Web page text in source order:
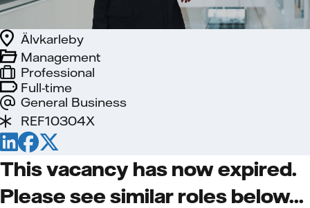
Full-time
General Business
Management
Älvkarleby
Professional
REF10304X
This vacancy has now expired.
Please see similar roles below...